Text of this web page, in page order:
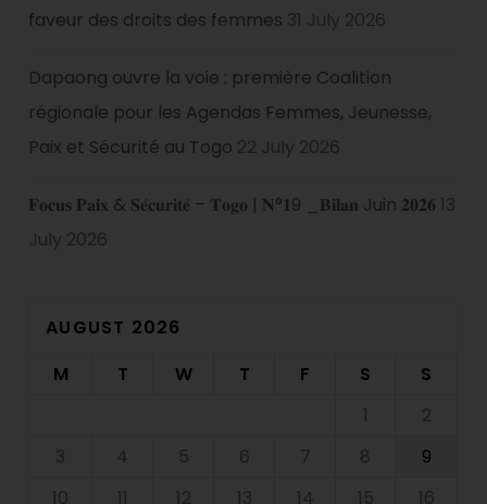
faveur des droits des femmes 31 July 2026
Dapaong ouvre la voie : première Coalition
régionale pour les Agendas Femmes, Jeunesse,
Paix et Sécurité au Togo 22 July 2026
𝐅𝐨𝐜𝐮𝐬 𝐏𝐚𝐢𝐱 & 𝐒𝐞́𝐜𝐮𝐫𝐢𝐭𝐞́ – 𝐓𝐨𝐠𝐨 | 𝐍°𝟏9 _𝐁𝐢𝐥𝐚𝐧 Juin 𝟐𝟎𝟐𝟔 13
July 2026
AUGUST 2026
M
T W T F S
S
1
2
3
4 5 6 7 8
9
10
11 12 13 14 15
16